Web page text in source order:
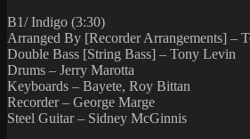
B1/ Indigo (3:30)
Arranged By [Recorder Arrangements] –
Double Bass [String Bass] – Tony Levin
Drums – Jerry Marotta
Keyboards – Bayete, Roy Bittan
Recorder – George Marge
Steel Guitar – Sidney McGinnis